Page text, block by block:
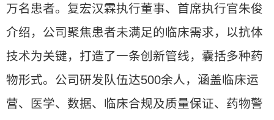
万名患者。复宏汉霖执行董事、首席执行官朱俊
介绍，公司聚焦患者未满足的临床需求，以抗体
技术为关键，打造了一条创新管线，囊括多种药
物形式。公司研发队伍达500余人，涵盖临床运
营、医学、数据、临床合规及质量保证、药物警